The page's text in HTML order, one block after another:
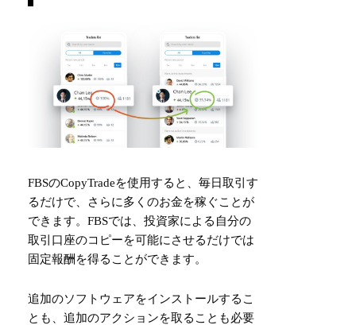
FBSのCopyTradeを使用すると、毎日取引す
るだけで、さらに多くのお金を稼ぐことが
できます。FBSでは、投資家による自分の
取引口座のコピーを可能にさせるだけでは
固定報酬を得ることができます。
追加のソフトウェアをインストールするこ
とも、追加のアクションを取ることも必要